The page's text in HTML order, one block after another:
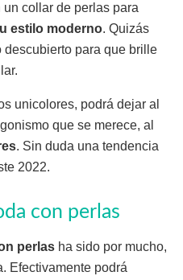
collar de perlas para
estilo moderno. Quizás
descubierto para que brille
unicolores, podrá dejar al
que se merece, al
. Sin duda una tendencia
2022.
con perlas
perlas ha sido por mucho,
Efectivamente podrá